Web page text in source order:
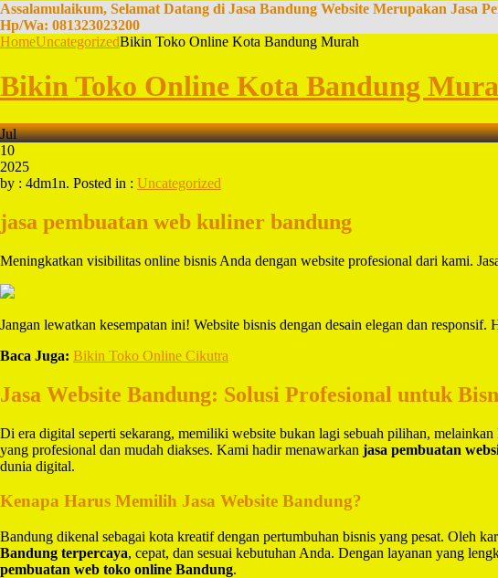
Assalamulaikum, Selamat Datang di Jasa Bandung Website Merupakan Jasa
Hp/Wa: 081323023200
HomeUncategorizedBikin Toko Online Kota Bandung Murah
Bikin Toko Online Kota Bandung
Jul
10
2025
by : 4dm1n. Posted in : Uncategorized
jasa pembuatan web kuliner bandung
Meningkatkan visibilitas online bisnis Anda dengan website profesional dari kami.
Jangan lewatkan kesempatan ini! Website bisnis dengan desain elegan dan
Baca Juga: Bikin Toko Online Cikutra
Jasa Website Bandung: Solusi Profesional untuk
Di era digital seperti sekarang, memiliki website bukan lagi sebuah pilihan,
yang profesional dan mudah diakses. Kami hadir menawarkan jasa pembuatan
dunia digital.
Kenapa Harus Memilih Jasa Website Bandung?
Bandung dikenal sebagai kota kreatif dengan pertumbuhan bisnis yang pesat. Oleh
Bandung terpercaya, cepat, dan sesuai kebutuhan Anda. Dengan layanan yang
pembuatan web toko online Bandung.